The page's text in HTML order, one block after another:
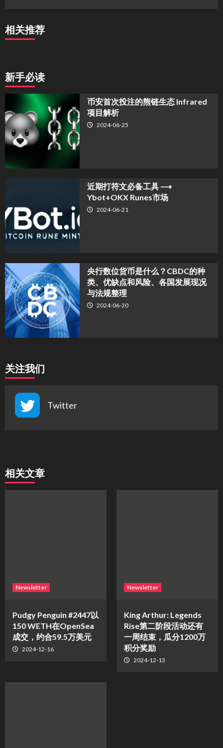
相关推荐
新手必读
币安首次投注的熊链生态 Infrared
项目解析
2024-06-25
近期打符文必备工具 ⟶
Ybot+OKX Runes市场
2024-06-21
央行数位货币是什么？CBDC的种
类、优缺点和风险、各国发展现况
与法规整理
2024-06-20
关注我们
Twitter
相关文章
Newsletter
Pudgy Penguin #2447以
150 WETH在OpenSea
成交，约合59.5万美元
2024-12-16
Newsletter
King Arthur: Legends
Rise第二阶段活动还有
一周结束，瓜分1200万
积分奖励
2024-12-13